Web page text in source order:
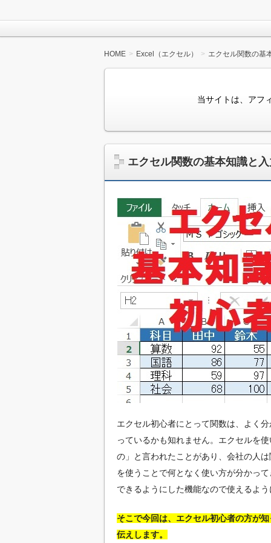
HOME Excel（エクセル） エクセル関数の基
当サイトは、アフ
エクセル関数の基本知識と
エクセル初心者にとって関数は、よく
っているかも知れません。エクセルを
の」と言われたことがあり、会社の人
を使うことで何となく使い方が分かっ
できるようにした機能なので使えるよ
そこで今回は、エクセル初心者の方が
伝えします。